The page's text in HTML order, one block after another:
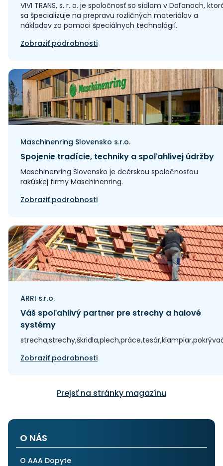
VIVI TRANS, s. r. o. je spoločnosť so sídlom v Doľanoch,
sa špecializuje na prepravu rozličných materiálov a
nákladov za pomoci špeciálnych technológií.
Zobraziť podrobnosti
Maschinenring Slovensko s.r.o.
Spojenie tradície, techniky a spoľahlivej údržby
Maschinenring Slovensko je dcérskou spoločnosťou
rakúskej firmy Maschinenring.
Zobraziť podrobnosti
ARRI s.r.o.
Váš spoľahlivý partner pre strechy a halové
systémy
Zobraziť podrobnosti
Prejsť na stránky magazínu
O NÁS
O AAA Dopyte